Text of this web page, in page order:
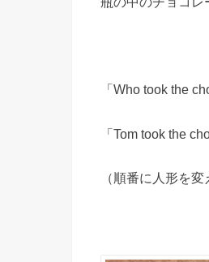
「Who took the
「Tom took the
（順番に人形を変